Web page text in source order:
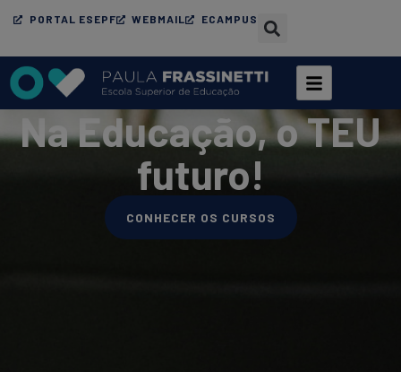
PORTAL ESEPF WEBMAIL ECAMPUS
Na Educação, o TEU
futuro!​
CONHECER OS CURSOS